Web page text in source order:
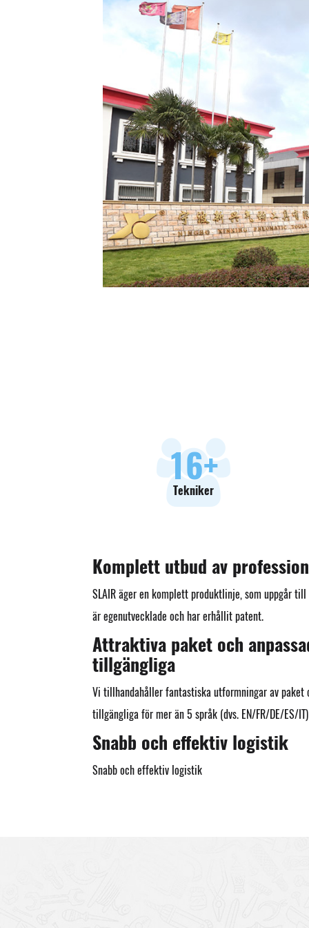
18+
Tekniker
Komplett utbud av
SLAIR äger en komplett produktlinje, som uppgår
är egenutvecklade och har erhållit patent.
Attraktiva paket och
tillgängliga
Vi tillhandahåller fantastiska utformningar av paket
tillgängliga för mer än 5 språk (dvs. EN/FR/DE/ES/IT)
Snabb och effektiv logistik
Snabb och effektiv logistik